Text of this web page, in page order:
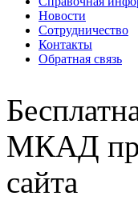
Новости
Сотрудничество
Контакты
Обратная связь
МКАД при
сайта